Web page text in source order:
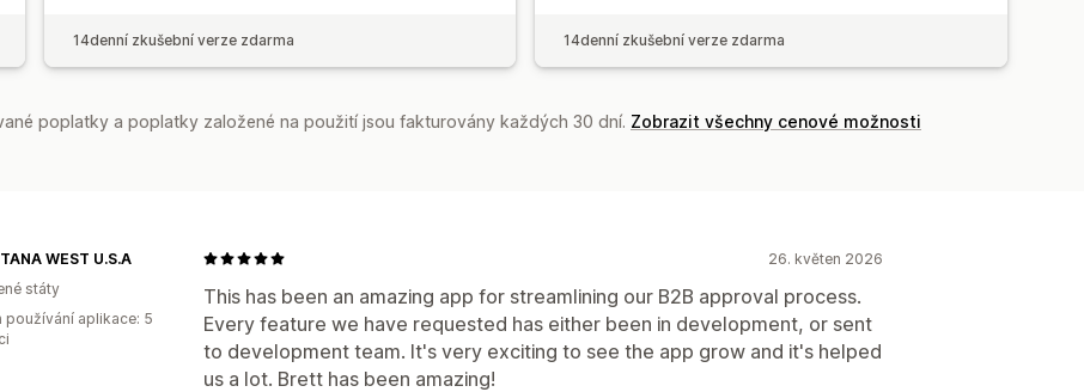
14denní zkušební verze zdarma 14denní zkušební verze zdarma
poplatky a poplatky založené na použití jsou fakturovány každých 30 dní. Zobrazit všechny cenové možnosti
26. květen 2026
This has been an amazing app for streamlining our B2B approval process.
Every feature we have requested has either been in development, or sent
to development team. It's very exciting to see the app grow and it's helped
us a lot. Brett has been amazing!
WEST U.S.A
státy
používání aplikace: 5